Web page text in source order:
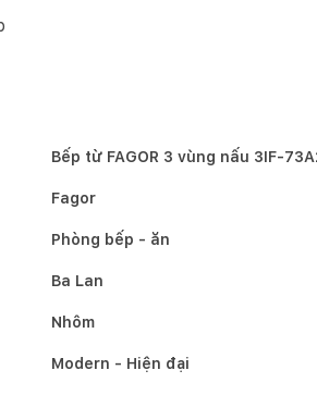
Bếp từ FAGOR 3 vùng nấu 3IF-
Fagor
Phòng bếp - ăn
Ba Lan
Nhôm
Modern - Hiện đại